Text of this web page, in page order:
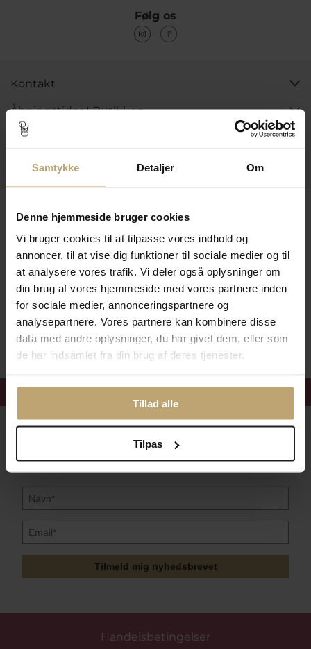
Samtykke Detaljer Om
Denne hjemmeside bruger cookies
Vi bruger cookies til at tilpasse vores indhold og
annoncer, til at vise dig funktioner til sociale medier og til
at analysere vores trafik. Vi deler også oplysninger om
din brug af vores hjemmeside med vores partnere inden
for sociale medier, annonceringspartnere og
analysepartnere. Vores partnere kan kombinere disse
data med andre oplysninger, du har givet dem, eller som
de har indsamlet fra din brug af deres tjenester.
Tillad alle
Tilpas
Følg os
Kontakt
Åbningstider I Butikken
Information
Praktiske Sider
Betalingsmuligheder
Sikker Og Tryg E-Handel
Få 15%velkomstrabat
Følg med i vores nyhedsbrev
Læs mere her
Tilmeld mig nyhedsbrevet
Handelsbetingelser